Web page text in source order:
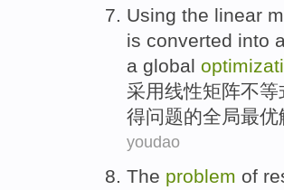
Using the linear
is converted into
a global
采用线性矩阵不等
得问题的全局最优
youdao
The problem of